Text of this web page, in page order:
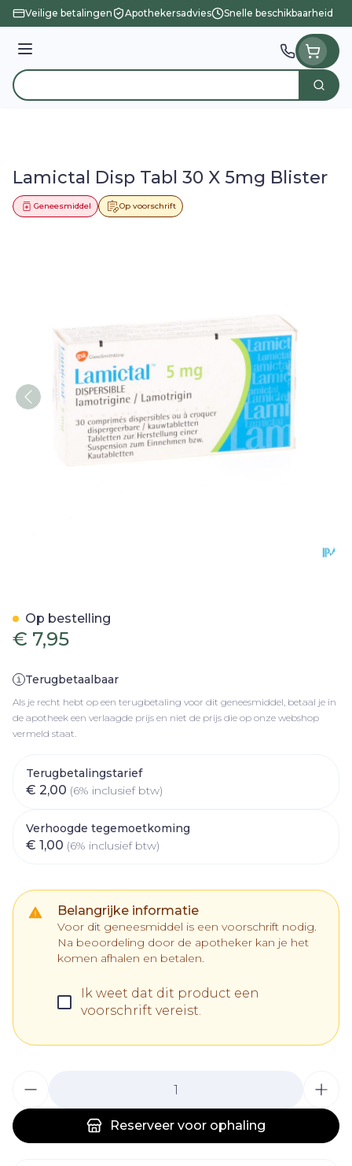
Ga naar de inhoud
Veilige betalingen Apothekersadvies Snelle beschikbaarheid
Menu
Product, merk, categorie... Zoek
Lamictal Disp Tabl 30 X 5mg Blister
Op voorschrift
Geneesmiddel
€ 7,95
Terugbetaalbaar
Als je recht hebt op een terugbetaling voor dit geneesmiddel, betaal je in
de apotheek een verlaagde prijs en niet de prijs die op onze webshop
vermeld staat.
Terugbetalingstarief
€ 2,00 (6% inclusief btw)
Verhoogde tegemoetkoming
€ 1,00 (6% inclusief btw)
Belangrijke informatie
Voor dit geneesmiddel is een voorschrift nodig.
Na beoordeling door de apotheker kan je het
komen afhalen en betalen.
Ik weet dat dit product een
voorschrift vereist.
Reserveer voor ophaling
Op bestelling